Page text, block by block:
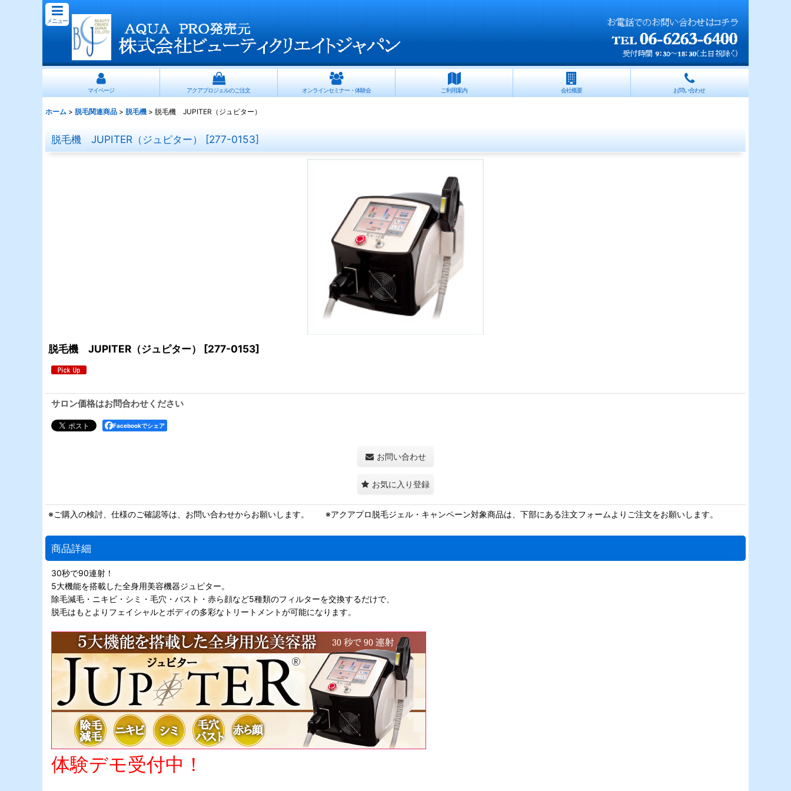
メニュー
マイページ アクアプロジェルのご注文 オンラインセミナー・体験会 ご利用案内 会社概要 お問い合わせ
ホーム > 脱毛関連商品 > 脱毛機 > 脱毛機 JUPITER（ジュピター）
脱毛機 JUPITER（ジュピター） [277-0153]
脱毛機 JUPITER（ジュピター） [277-0153]
サロン価格はお問合わせください
Facebookでシェア
お問い合わせ
お気に入り登録
※ご購入の検討、仕様のご確認等は、お問い合わせからお願いします。 ※アクアプロ脱毛ジェル・キャンペーン対象商品は、下部にある注文フォームよりご注文をお願いします。
商品詳細
30秒で90連射！
5大機能を搭載した全身用美容機器ジュピター。
除毛減毛・ニキビ・シミ・毛穴・バスト・赤ら顔など5種類のフィルターを交換するだけで、
脱毛はもとよりフェイシャルとボディの多彩なトリートメントが可能になります。
体験デモ受付中！